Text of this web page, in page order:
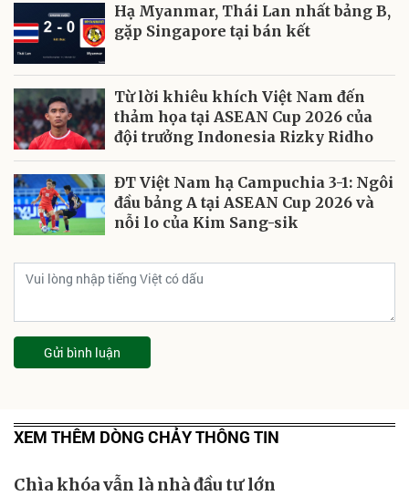
Hạ Myanmar, Thái Lan nhất bảng B,
gặp Singapore tại bán kết
Từ lời khiêu khích Việt Nam đến
thảm họa tại ASEAN Cup 2026 của
đội trưởng Indonesia Rizky Ridho
ĐT Việt Nam hạ Campuchia 3-1: Ngôi
đầu bảng A tại ASEAN Cup 2026 và
nỗi lo của Kim Sang-sik
Gửi bình luận
XEM THÊM DÒNG CHẢY THÔNG TIN
Chìa khóa vẫn là nhà đầu tư lớn